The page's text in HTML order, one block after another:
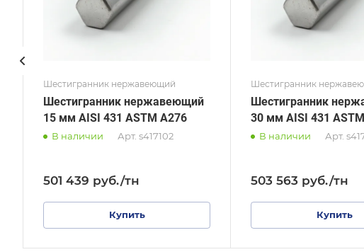
Шестигранник нержавеющий
Шестигранник нержавеющий
15 мм AISI 431 ASTM A276
В наличии Арт. s417102
501 439 руб./тн
Купить
Диаметр, мм
30
Шестигранник
Шестигранник
30 мм AISI 431
В наличии Арт.
503 563 руб./тн
Купить
Диаметр, мм
55